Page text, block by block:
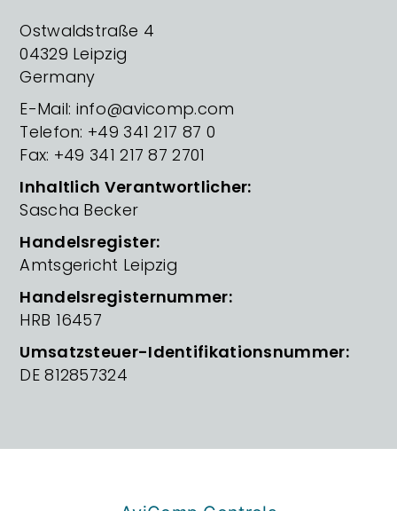
Suche
nach:
Ostwaldstraße 4
04329 Leipzig
Germany
E-Mail: info@avicomp.com
Telefon: +49 341 217 87 0
Fax: +49 341 217 87 2701
Inhaltlich Verantwortlicher:
Sascha Becker
Handelsregister:
Amtsgericht Leipzig
Handelsregisternummer:
HRB 16457
Umsatzsteuer-Identifikationsnummer:
DE 812857324